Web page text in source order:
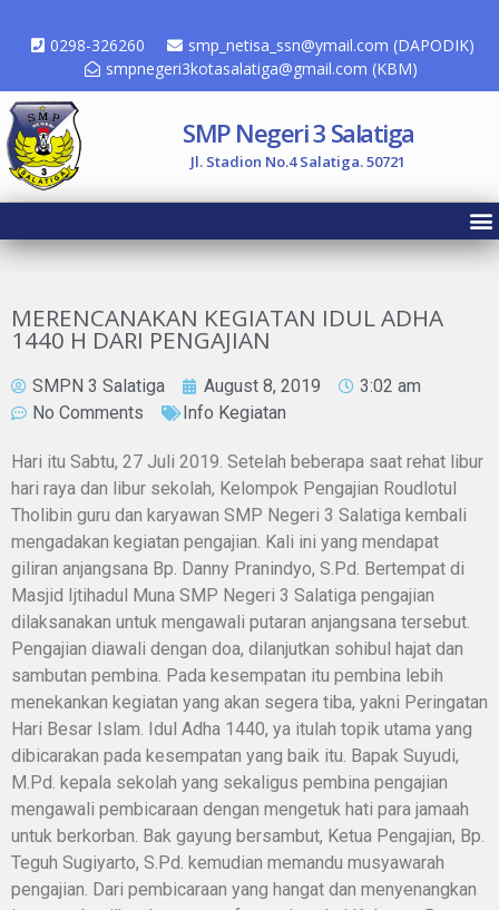
0298-326260
smp_netisa_ssn@ymail.com (DAPODIK)
smpnegeri3kotasalatiga@gmail.com (KBM)
SMP Negeri 3 Salatiga
Jl. Stadion No.4 Salatiga. 50721
MERENCANAKAN KEGIATAN IDUL ADHA
1440 H DARI PENGAJIAN
SMPN 3 Salatiga August 8, 2019
3:02 am
No Comments
Info Kegiatan
Hari itu Sabtu, 27 Juli 2019. Setelah beberapa saat rehat libur
hari raya dan libur sekolah, Kelompok Pengajian Roudlotul
Tholibin guru dan karyawan SMP Negeri 3 Salatiga kembali
mengadakan kegiatan pengajian. Kali ini yang mendapat
giliran anjangsana Bp. Danny Pranindyo, S.Pd. Bertempat di
Masjid Ijtihadul Muna SMP Negeri 3 Salatiga pengajian
dilaksanakan untuk mengawali putaran anjangsana tersebut.
Pengajian diawali dengan doa, dilanjutkan sohibul hajat dan
sambutan pembina. Pada kesempatan itu pembina lebih
menekankan kegiatan yang akan segera tiba, yakni Peringatan
Hari Besar Islam. Idul Adha 1440, ya itulah topik utama yang
dibicarakan pada kesempatan yang baik itu. Bapak Suyudi,
M.Pd. kepala sekolah yang sekaligus pembina pengajian
mengawali pembicaraan dengan mengetuk hati para jamaah
untuk berkorban. Bak gayung bersambut, Ketua Pengajian, Bp.
Teguh Sugiyarto, S.Pd. kemudian memandu musyawarah
pengajian. Dari pembicaraan yang hangat dan menyenangkan